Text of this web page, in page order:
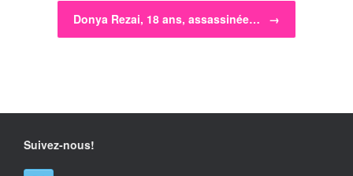
Donya Rezai, 18 ans, assassinée… →
Suivez-nous!